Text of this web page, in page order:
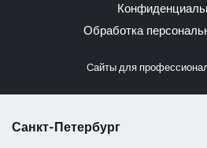
Обработка
Cайты для
Санкт-Петербург